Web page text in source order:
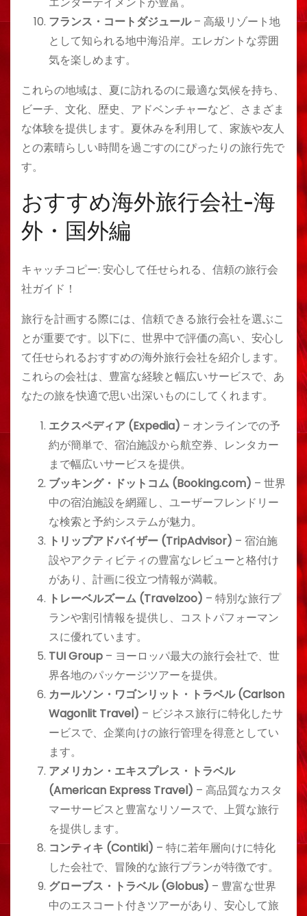
フランス・コートダジュール– 高級リゾート地
として知られる地中海沿岸。エレガントな雰囲
気を楽しめます。
これらの地域は、夏に訪れるのに最適な気候を持ち、
ビーチ、文化、歴史、アドベンチャーなど、さまざま
な体験を提供します。夏休みを利用して、家族や友人
との素晴らしい時間を過ごすのにぴったりの旅行先で
す。
おすすめ海外旅行会社-海
外・国外編
キャッチコピー: 安心して任せられる、信頼の旅行会
社ガイド！
旅行を計画する際には、信頼できる旅行会社を選ぶこ
とが重要です。以下に、世界中で評価の高い、安心し
て任せられるおすすめの海外旅行会社を紹介します。
これらの会社は、豊富な経験と幅広いサービスで、あ
なたの旅を快適で思い出深いものにしてくれます。
エクスペディア (Expedia) – オンラインでの予
約が簡単で、宿泊施設から航空券、レンタカー
まで幅広いサービスを提供。
ブッキング・ドットコム (Booking.com) – 世界
中の宿泊施設を網羅し、ユーザーフレンドリー
な検索と予約システムが魅力。
トリップアドバイザー (TripAdvisor) – 宿泊施
設やアクティビティの豊富なレビューと格付け
があり、計画に役立つ情報が満載。
トレーベルズーム (Travelzoo) – 特別な旅行プ
ランや割引情報を提供し、コストパフォーマン
スに優れています。
TUI Group – ヨーロッパ最大の旅行会社で、世
界各地のパッケージツアーを提供。
カールソン・ワゴンリット・トラベル (Carlson
Wagonlit Travel) – ビジネス旅行に特化したサ
ービスで、企業向けの旅行管理を得意としてい
ます。
アメリカン・エキスプレス・トラベル
(American Express Travel) – 高品質なカスタ
マーサービスと豊富なリソースで、上質な旅行
を提供します。
コンティキ (Contiki) – 特に若年層向けに特化
した会社で、冒険的な旅行プランが特徴です。
グローブス・トラベル (Globus) – 豊富な世界
中のエスコート付きツアーがあり、安心して旅